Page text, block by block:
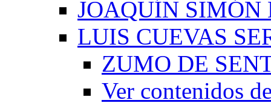
JOAQUÍN SIMÓN
LUIS CUEVAS
ZUMO DE
Ver contenidos